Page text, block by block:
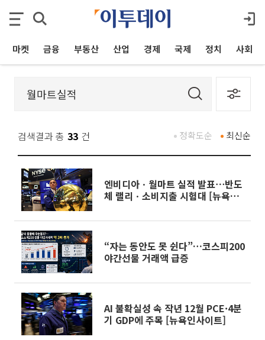
마켓 금융 부동산 산업 경제 국제 정치 사회
검색결과 총 33 건 최신순
정확도순
엔비디아ㆍ월마트 실적 발표⋯반도
체 랠리ㆍ소비지출 시험대 [뉴욕인
“자는 동안도 못 쉰다”…코스피200
야간선물 거래액 급증
AI 불확실성 속 작년 12월 PCE·4분
기 GDP에 주목 [뉴욕인사이트]